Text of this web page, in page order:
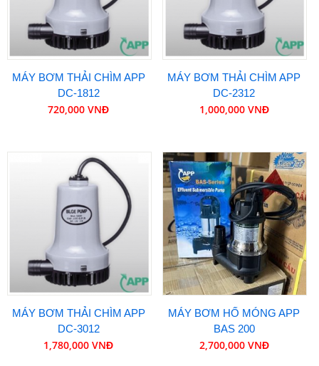
MÁY BƠM THẢI CHÌM APP
DC-1812
720,000 VNĐ
MÁY BƠM THẢI CHÌM APP
DC-2312
1,000,000 VNĐ
MÁY BƠM THẢI CHÌM APP
DC-3012
1,780,000 VNĐ
MÁY BƠM HỐ MÓNG APP
BAS 200
2,700,000 VNĐ